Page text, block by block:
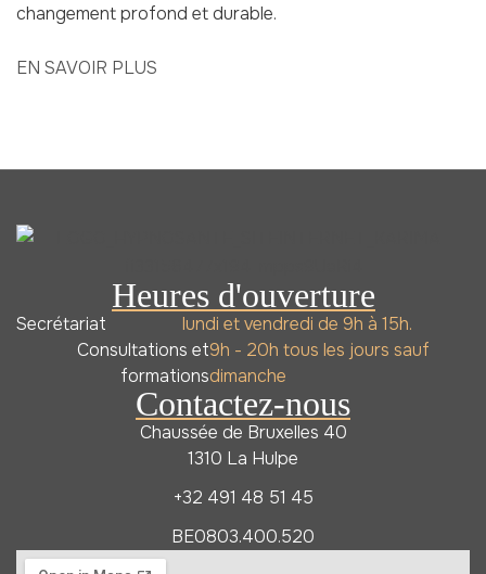
changement profond et durable.
EN SAVOIR PLUS
Contactez-nous
Chaussée de Bruxelles 40
1310 La Hulpe
+32 491 48 51 45
BE0803.400.520
Heures d'ouverture
Secrétariat
lundi et vendredi de 9h à 15h.
Consultations et
formations
9h - 20h tous les jours sauf
dimanche